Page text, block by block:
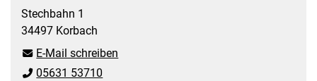
Stechbahn 1
34497 Korbach
E-Mail schreiben
05631 53710